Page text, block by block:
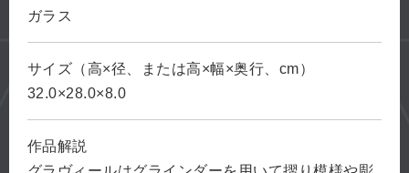
ガラス
サイズ（高×径、または高×幅×奥行、cm）
32.0×28.0×8.0
作品解説